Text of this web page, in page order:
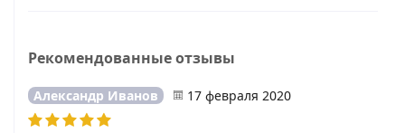
Рекомендованные отзывы
Александр Иванов 17 февраля 2020